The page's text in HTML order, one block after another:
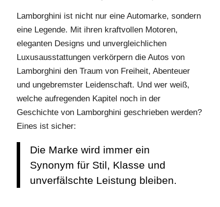
Lamborghini ist nicht nur eine Automarke, sondern
eine Legende. Mit ihren kraftvollen Motoren,
eleganten Designs und unvergleichlichen
Luxusausstattungen verkörpern die Autos von
Lamborghini den Traum von Freiheit, Abenteuer
und ungebremster Leidenschaft. Und wer weiß,
welche aufregenden Kapitel noch in der
Geschichte von Lamborghini geschrieben werden?
Eines ist sicher:
Die Marke wird immer ein
Synonym für Stil, Klasse und
unverfälschte Leistung bleiben.